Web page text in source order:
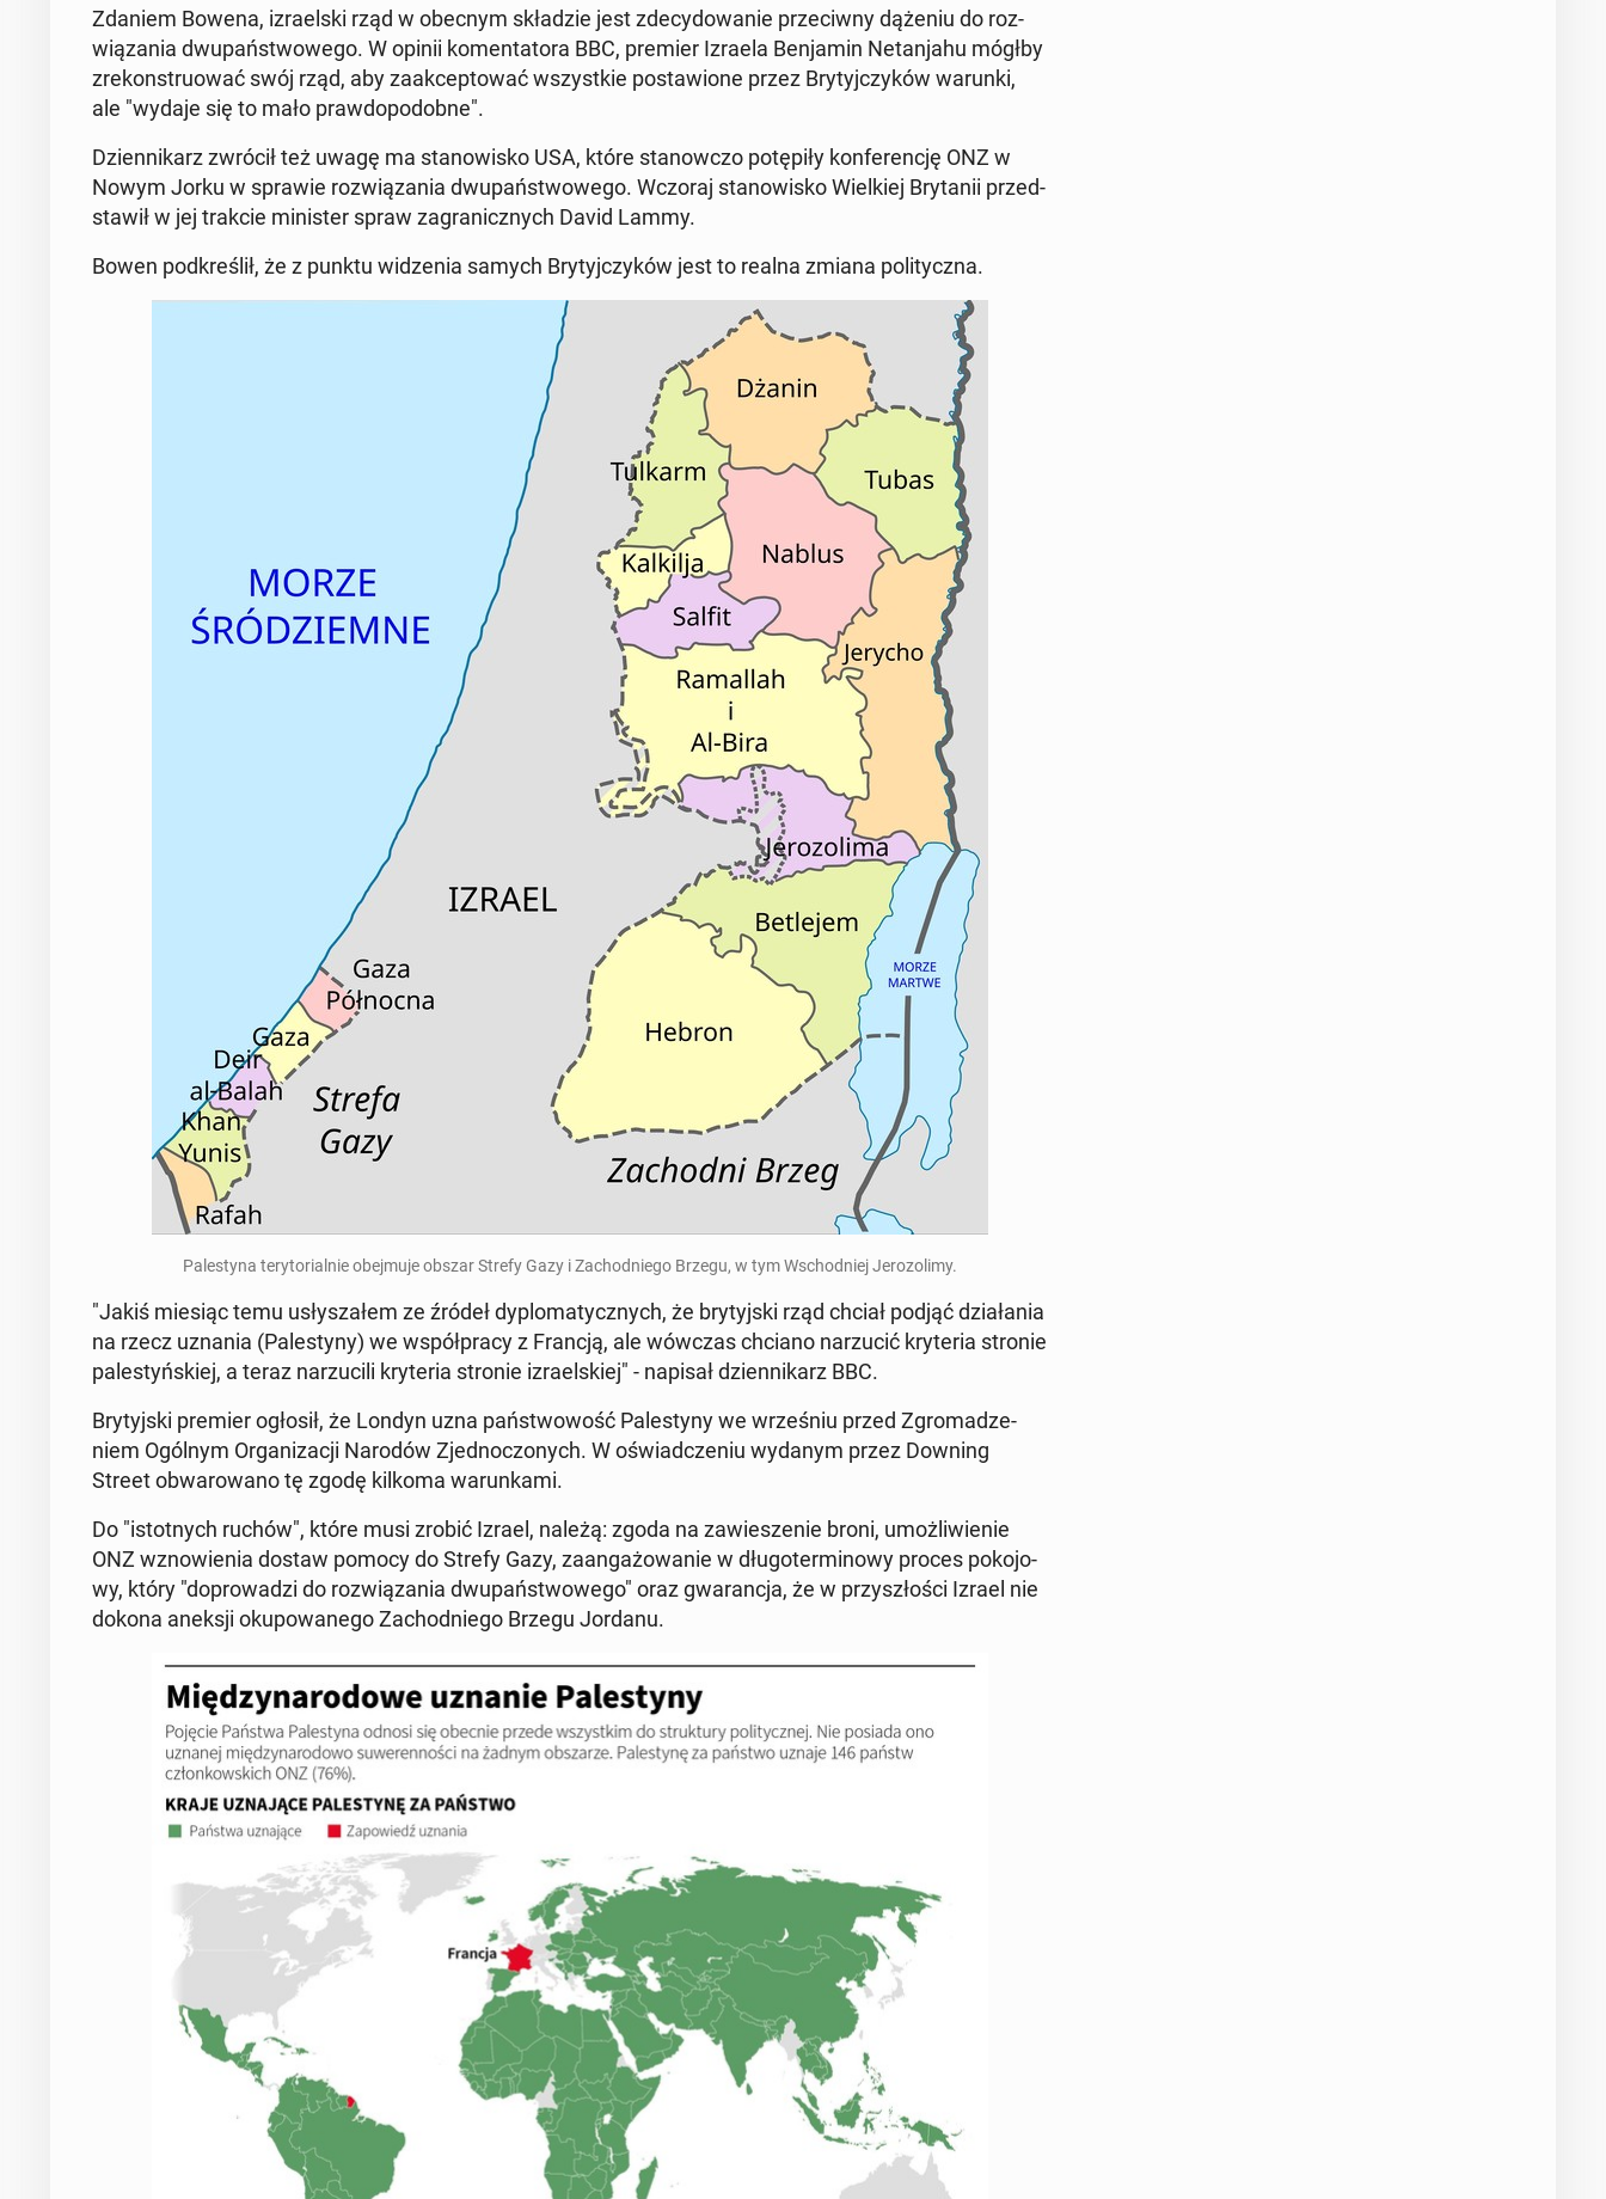
Zdaniem Bowena, izra­el­ski rząd w obecnym skła­dzie jest zde­cy­do­wa­nie prze­ciw­ny dążeniu do roz­
wią­za­nia dwu­pań­stwo­we­go. W opinii ko­men­ta­to­ra BBC, premier Izraela Ben­ja­min Ne­tan­ja­hu mógłby
zre­kon­stru­ować swój rząd, aby za­ak­cep­to­wać wszyst­kie po­sta­wio­ne przez Bry­tyj­czy­ków warunki,
ale "wydaje się to mało praw­do­po­dob­ne".
Dzien­ni­karz zwrócił też uwagę ma sta­no­wi­sko USA, które sta­now­czo po­tę­pi­ły kon­fe­ren­cję ONZ w
Nowym Jorku w sprawie roz­wią­za­nia dwu­pań­stwo­we­go. Wczoraj sta­no­wi­sko Wiel­kiej Bry­ta­nii przed­
sta­wił w jej trakcie mi­ni­ster spraw za­gra­nicz­nych David Lammy.
Bowen pod­kre­ślił, że z punktu wi­dze­nia samych Bry­tyj­czy­ków jest to realna zmiana po­li­tycz­na.
Pa­le­sty­na te­ry­to­rial­nie obej­mu­je obszar Strefy Gazy i Za­chod­nie­go Brzegu, w tym Wschod­niej Je­ro­zo­li­my.
"Jakiś miesiąc temu usły­sza­łem ze źródeł dy­plo­ma­tycz­nych, że bry­tyj­ski rząd chciał podjąć dzia­ła­nia
na rzecz uznania (Pa­le­sty­ny) we współ­pra­cy z Francją, ale wówczas chciano na­rzu­cić kry­te­ria stronie
pa­le­styń­skiej, a teraz na­rzu­ci­li kry­te­ria stronie izra­el­skiej" - napisał dzien­ni­karz BBC.
Bry­tyj­ski premier ogłosił, że Londyn uzna pań­stwo­wość Pa­le­sty­ny we wrze­śniu przed Zgro­ma­dze­
niem Ogólnym Or­ga­ni­za­cji Narodów Zjed­no­czo­nych. W oświad­cze­niu wydanym przez Downing
Street ob­wa­ro­wa­no tę zgodę kilkoma wa­run­ka­mi.
Do "istot­nych ruchów", które musi zrobić Izrael, należą: zgoda na za­wie­sze­nie broni, umoż­li­wie­nie
ONZ wzno­wie­nia dostaw pomocy do Strefy Gazy, za­an­ga­żo­wa­nie w dłu­go­ter­mi­no­wy proces po­ko­jo­
wy, który "do­pro­wa­dzi do roz­wią­za­nia dwu­pań­stwo­we­go" oraz gwa­ran­cja, że w przy­szło­ści Izrael nie
dokona aneksji oku­po­wa­ne­go Za­chod­nie­go Brzegu Jordanu.